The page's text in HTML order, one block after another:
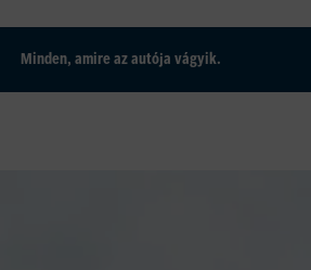
Minden, amire az autója vágyik.